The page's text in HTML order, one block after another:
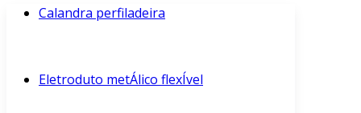
Calandra perfiladeira
Eletroduto metÁlico flexÍvel